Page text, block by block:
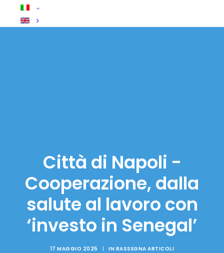
Città di Napoli -
Cooperazione, dalla
salute al lavoro con
‘investo in Senegal’
17 MAGGIO 2025 | IN RASSEGNA ARTICOLI